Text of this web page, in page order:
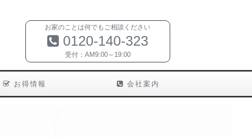
お家のことは何でもご相談ください
0120-140-323
受付：AM9:00～19:00
お得情報 会社案内